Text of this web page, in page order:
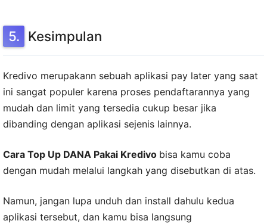
Kesimpulan
Kredivo merupakann sebuah aplikasi pay later yang saat
ini sangat populer karena proses pendaftarannya yang
mudah dan limit yang tersedia cukup besar jika
dibanding dengan aplikasi sejenis lainnya.
Cara Top Up DANA Pakai Kredivo bisa kamu coba
dengan mudah melalui langkah yang disebutkan di atas.
Namun, jangan lupa unduh dan install dahulu kedua
aplikasi tersebut, dan kamu bisa langsung